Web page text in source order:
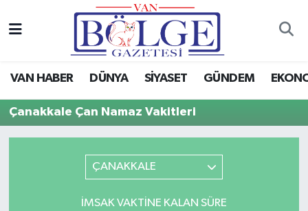
VAN HABER DÜNYA SİYASET GÜNDEM
Çanakkale Çan Namaz Vakitleri
ÇANAKKALE
İMSAK VAKTINE KALAN SÜRE
Van Haber
Hava Durumu
Tüm Manşetler